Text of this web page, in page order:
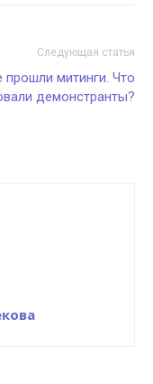
Следующая статья
митинги. Что
демонстранты?